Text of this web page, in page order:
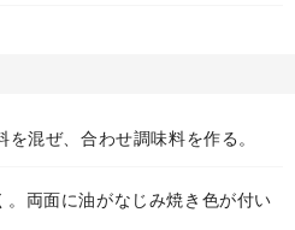
混ぜ、合わせ調味料を作る。
両面に油がなじみ焼き色が付い